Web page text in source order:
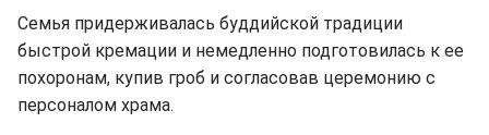
Семья придерживалась буддийской традиции
быстрой кремации и немедленно подготовилась к ее
похоронам, купив гроб и согласовав церемонию с
персоналом храма.